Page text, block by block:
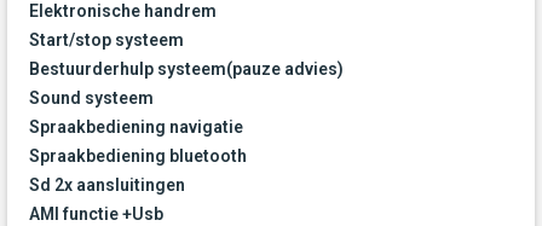
Elektronische handrem
Start/stop systeem
Bestuurderhulp systeem(pauze advies)
Sound systeem
Spraakbediening navigatie
Spraakbediening bluetooth
Sd 2x aansluitingen
AMI functie +Usb